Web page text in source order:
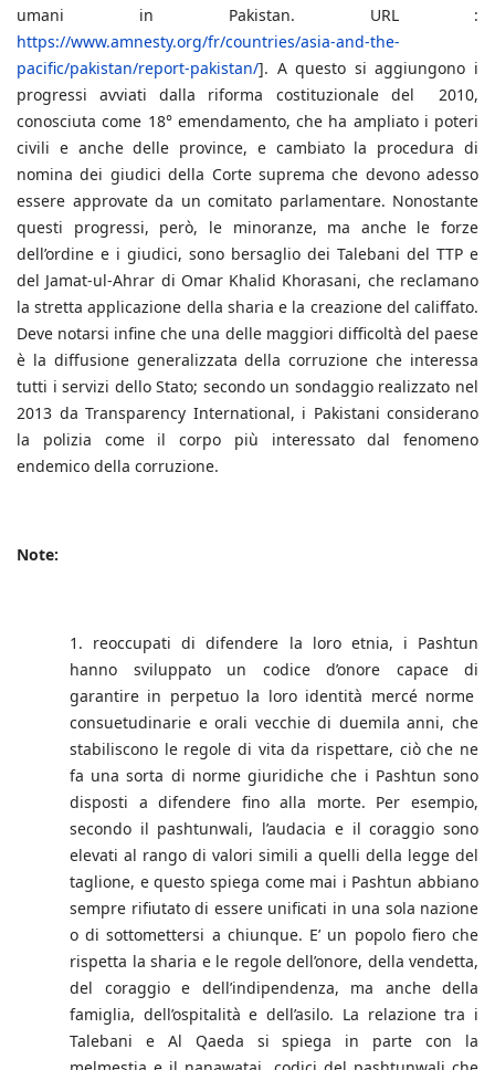
umani in Pakistan. URL :
https://www.amnesty.org/fr/countries/asia-and-the-
pacific/pakistan/report-pakistan/]. A questo si aggiungono i
progressi avviati dalla riforma costituzionale del 2010,
conosciuta come 18° emendamento, che ha ampliato i poteri
civili e anche delle province, e cambiato la procedura di
nomina dei giudici della Corte suprema che devono adesso
essere approvate da un comitato parlamentare. Nonostante
questi progressi, però, le minoranze, ma anche le forze
dell’ordine e i giudici, sono bersaglio dei Talebani del TTP e
del Jamat-ul-Ahrar di Omar Khalid Khorasani, che reclamano
la stretta applicazione della sharia e la creazione del califfato.
Deve notarsi infine che una delle maggiori difficoltà del paese
è la diffusione generalizzata della corruzione che interessa
tutti i servizi dello Stato; secondo un sondaggio realizzato nel
2013 da Transparency International, i Pakistani considerano
la polizia come il corpo più interessato dal fenomeno
endemico della corruzione.
Note:
1. reoccupati di difendere la loro etnia, i Pashtun
hanno sviluppato un codice d’onore capace di
garantire in perpetuo la loro identità mercé norme
consuetudinarie e orali vecchie di duemila anni, che
stabiliscono le regole di vita da rispettare, ciò che ne
fa una sorta di norme giuridiche che i Pashtun sono
disposti a difendere fino alla morte. Per esempio,
secondo il pashtunwali, l’audacia e il coraggio sono
elevati al rango di valori simili a quelli della legge del
taglione, e questo spiega come mai i Pashtun abbiano
sempre rifiutato di essere unificati in una sola nazione
o di sottomettersi a chiunque. E’ un popolo fiero che
rispetta la sharia e le regole dell’onore, della vendetta,
del coraggio e dell’indipendenza, ma anche della
famiglia, dell’ospitalità e dell’asilo. La relazione tra i
Talebani e Al Qaeda si spiega in parte con la